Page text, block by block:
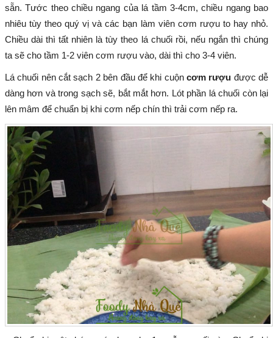
sẵn. Tước theo chiều ngang của lá tầm 3-4cm, chiều ngang bao
nhiêu tùy theo quý vị và các bạn làm viên cơm rượu to hay nhỏ.
Chiều dài thì tất nhiên là tùy theo lá chuối rồi, nếu ngắn thì chúng
ta sẽ cho tầm 1-2 viên cơm rượu vào, dài thì cho 3-4 viên.
Lá chuối nên cắt sạch 2 bên đầu để khi cuộn cơm rượu được dễ
dàng hơn và trong sạch sẽ, bắt mắt hơn. Lót phần lá chuối còn lại
lên mâm để chuẩn bị khi cơm nếp chín thì trải cơm nếp ra.